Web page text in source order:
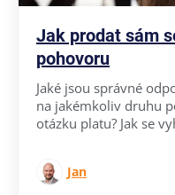
Jak prodat sám
pohovoru
Jaké jsou správné
na jakémkoliv druhu
otázku platu? Jak se
Jan